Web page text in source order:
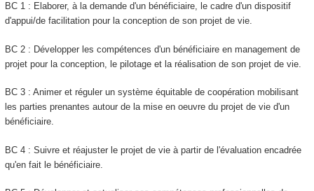
BC 1 : Elaborer, à la demande d'un bénéficiaire, le cadre d'un dispositif
d'appui/de facilitation pour la conception de son projet de vie.
BC 2 : Développer les compétences d'un bénéficiaire en management de
projet pour la conception, le pilotage et la réalisation de son projet de vie.
BC 3 : Animer et réguler un système équitable de coopération mobilisant
les parties prenantes autour de la mise en oeuvre du projet de vie d'un
bénéficiaire.
BC 4 : Suivre et réajuster le projet de vie à partir de l'évaluation encadrée
qu'en fait le bénéficiaire.